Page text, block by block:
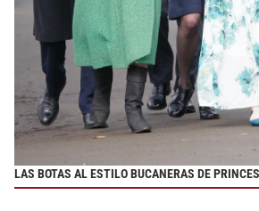
LAS BOTAS AL ESTILO BUCANERAS DE